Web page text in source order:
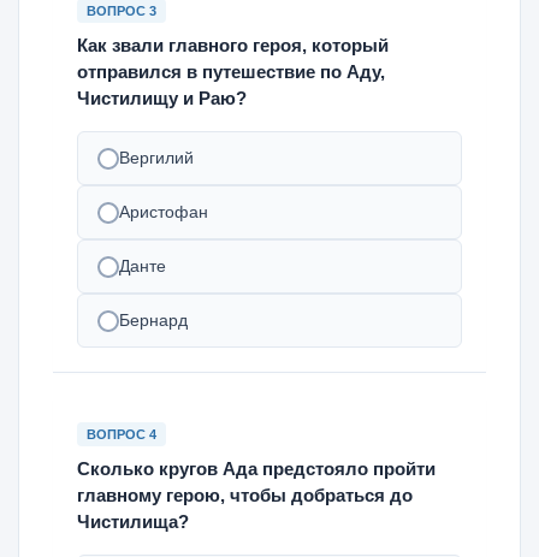
ВОПРОС 3
Как звали главного героя, который
отправился в путешествие по Аду,
Чистилищу и Раю?
Вергилий
Аристофан
Данте
Бернард
ВОПРОС 4
Сколько кругов Ада предстояло пройти
главному герою, чтобы добраться до
Чистилища?